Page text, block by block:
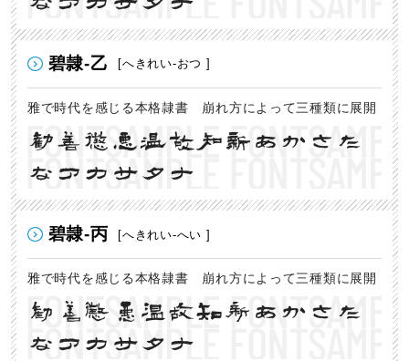
碧隷-乙 [へきれい-おつ ]
雅で時代を感じる本格隷書 崩れ方によって三種類に展開
勧善懲悪温故知新あかさた
なアカサタナ
碧隷-丙 [へきれい-へい ]
雅で時代を感じる本格隷書 崩れ方によって三種類に展開
勧善懲悪温故知新あかさた
なアカサタナ